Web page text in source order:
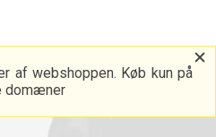
af webshoppen. Køb kun på
domæner